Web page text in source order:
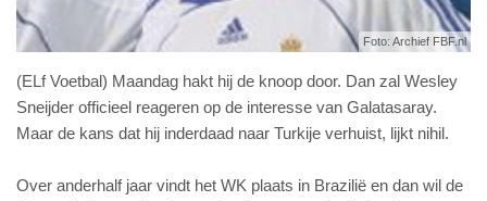
Foto: Archief FBF.nl
(ELf Voetbal) Maandag hakt hij de knoop door. Dan zal Wesley
Sneijder officieel reageren op de interesse van Galatasaray.
Maar de kans dat hij inderdaad naar Turkije verhuist, lijkt nihil.
Over anderhalf jaar vindt het WK plaats in Brazilië en dan wil de